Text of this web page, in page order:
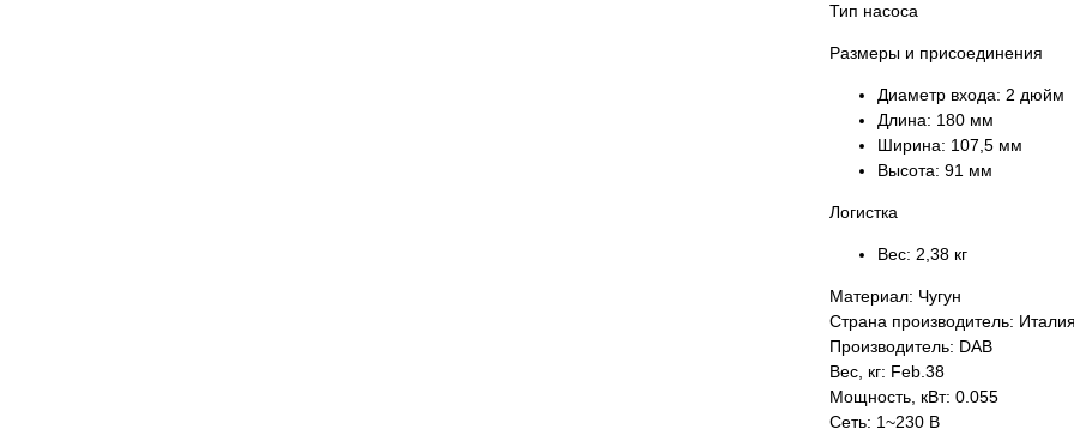
Тип насоса
Размеры и присоединения
Диаметр входа: 2 дюйм
Длина: 180 мм
Ширина: 107,5 мм
Высота: 91 мм
Логистка
Вес: 2,38 кг
Материал: Чугун
Страна производитель: Италия
Производитель: DAB
Вес, кг: Feb.38
Мощность, кВт: 0.055
Сеть: 1~230 В